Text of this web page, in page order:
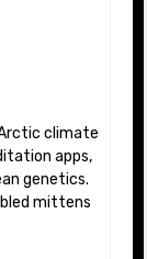
apps,
genetics.
mittens